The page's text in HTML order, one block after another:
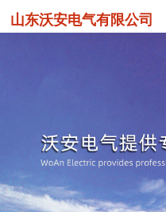
山东沃安电气有限公司